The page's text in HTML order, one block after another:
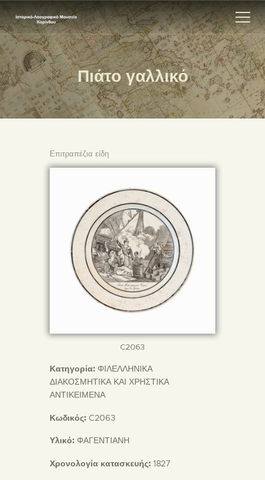
Πιάτο γαλλικό
ΑΡΧΙΚΗ
ΕΚΘΕΣΗ
ΣΧΕΤΙΚΑ
Επιτραπέζια είδη
C2063
Κατηγορία: ΦΙΛΕΛΛΗΝΙΚΑ
ΔΙΑΚΟΣΜΗΤΙΚΑ ΚΑΙ ΧΡΗΣΤΙΚΑ
ΑΝΤΙΚΕΙΜΕΝΑ
Κωδικός: C2063
Υλικό: ΦΑΓΕΝΤΙΑΝΗ
Χρονολογία κατασκευής: 1827